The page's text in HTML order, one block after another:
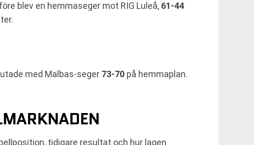
blev en hemmaseger mot RIG Luleå, 61-44
med Malbas-seger 73-70 på hemmaplan.
tidigare resultat och hur lagen